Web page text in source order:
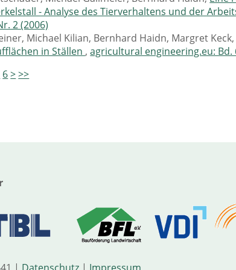
- Analyse des Tierverhaltens und der
2 (2006)
Michael Kilian, Bernhard Haidn, Margret Keck,
in Ställen ,agricultural engineering.eu: Bd.
6>>>